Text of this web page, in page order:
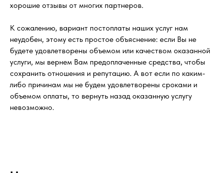
хорошие отзывы от многих партнеров.
К сожалению, вариант постоплаты наших услуг нам
неудобен, этому есть простое объяснение: если Вы не
будете удовлетворены объемом или качеством оказанной
услуги, мы вернем Вам предоплаченные средства, чтобы
сохранить отношения и репутацию. А вот если по каким-
либо причинам мы не будем удовлетворены сроками и
объемом оплаты, то вернуть назад оказанную услугу
невозможно.